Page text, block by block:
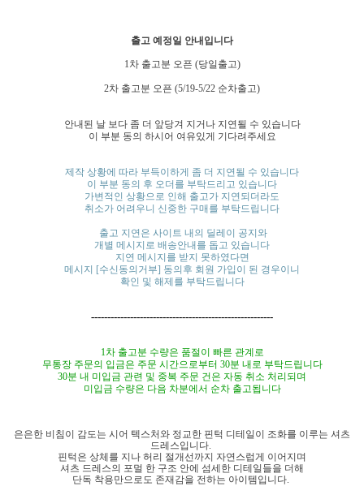
출고 예정일 안내입니다
1차 출고분 오픈 (당일출고)
2차 출고분 오픈 (5/19-5/22 순차출고)
안내된 날 보다 좀 더 앞당겨 지거나 지연될 수 있습니다
이 부분 동의 하시어 여유있게 기다려주세요
제작 상황에 따라 부득이하게 좀 더 지연될 수 있습니다
이 부분 동의 후 오더를 부탁드리고 있습니다
가변적인 상황으로 인해 출고가 지연되더라도
취소가 어려우니 신중한 구매를 부탁드립니다
출고 지연은 사이트 내의 딜레이 공지와
개별 메시지로 배송안내를 돕고 있습니다
지연 메시지를 받지 못하였다면
메시지 [수신동의거부] 동의후 회원 가입이 된 경우이니
확인 및 해제를 부탁드립니다
--------------------------------------------------------
1차 출고분 수량은 품절이 빠른 관계로
무통장 주문의 입금은 주문 시간으로부터 30분 내로 부탁드립니다
30분 내 미입금 관련 및 중복 주문 건은 자동 취소 처리되며
미입금 수량은 다음 차분에서 순차 출고됩니다
은은한 비침이 감도는 시어 텍스처와 정교한 핀턱 디테일이 조화를 이루는 셔츠
드레스입니다.
핀턱은 상체를 지나 허리 절개선까지 자연스럽게 이어지며
셔츠 드레스의 포멀 한 구조 안에 섬세한 디테일들을 더해
단독 착용만으로도 존재감을 전하는 아이템입니다.